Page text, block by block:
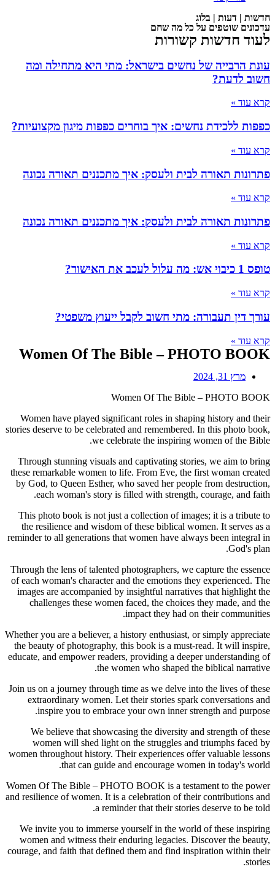
ומה
נכונה
נכונה
Women
stories
Through
these
by God,
This
the
reminder
Through
of each
images
Whether
the
educate,
Join us on
We
women
Women Of
and
We
women
courage,